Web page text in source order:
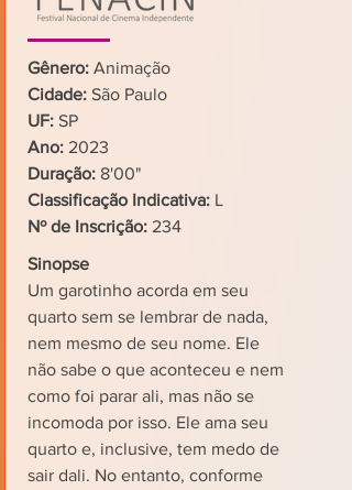
Gênero: Animação
Cidade: São Paulo
UF: SP
Ano: 2023
Duração: 8'00"
Classificação Indicativa: L
Nº de Inscrição: 234
Sinopse
Um garotinho acorda em seu
quarto sem se lembrar de nada,
nem mesmo de seu nome. Ele
não sabe o que aconteceu e nem
como foi parar ali, mas não se
incomoda por isso. Ele ama seu
quarto e, inclusive, tem medo de
sair dali. No entanto, conforme